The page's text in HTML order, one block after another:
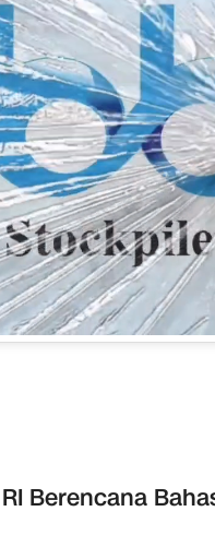
Berencana